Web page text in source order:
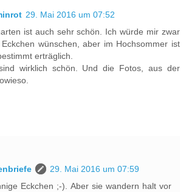
29. Mai 2016 um 07:52
ist auch sehr schön. Ich würde mir zwar
wünschen, aber im Hochsommer ist
erträglich.
wirklich schön. Und die Fotos, aus der
29. Mai 2016 um 07:59
Eckchen ;-). Aber sie wandern halt vor